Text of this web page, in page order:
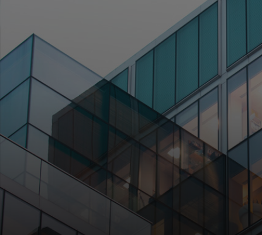
Для бизнеса
Для всего мира
Для новаторов
Новости и тренды